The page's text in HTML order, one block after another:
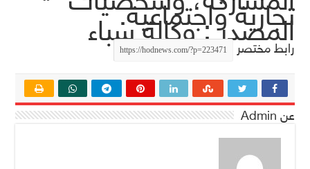
تجارية واجتماعية.
المصدر : وكالة سباء
رابط مختصر
عن Admin